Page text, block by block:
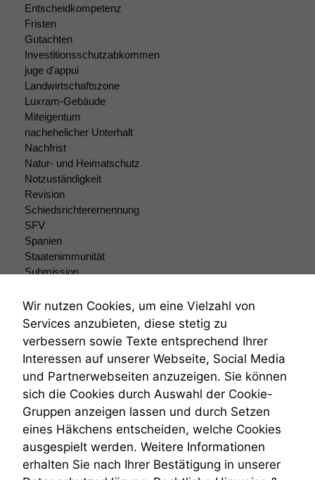
Entscheidkompetenz
Fristen
Gutachten
Investitionsschutzabkommen
juge d'appui
Landwirtschaftszone
Luxram-Gebäude
Miteigentum
nachehelicher Unterhalt
Nachfrist
Natur- und Heimatschutz
Notzuständigkeit
Revision
Schiedsrichterernennung
SFV
Spanien
Staatenimmunität
Submission
Teilungsklage
Venezuela
VRK
Wiederherstellungsanordnung
Zivilprozessordnung
ZPO
Zustellfiktion
Zuständigkeit
Öffentliches Personalrecht
Öffentlichkeitsprinzip
Wir nutzen Cookies, um eine Vielzahl von
Services anzubieten, diese stetig zu
verbessern sowie Texte entsprechend Ihrer
Interessen auf unserer Webseite, Social Media
und Partnerwebseiten anzuzeigen. Sie können
sich die Cookies durch Auswahl der Cookie-
Gruppen anzeigen lassen und durch Setzen
eines Häkchens entscheiden, welche Cookies
ausgespielt werden. Weitere Informationen
erhalten Sie nach Ihrer Bestätigung in unserer